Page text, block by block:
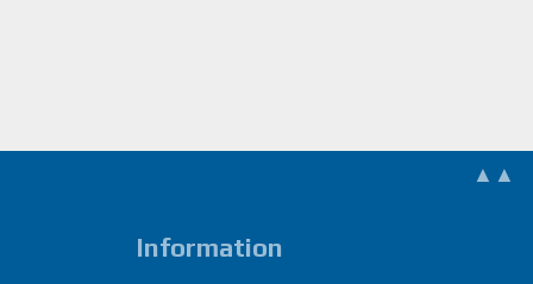
▲▲
Information